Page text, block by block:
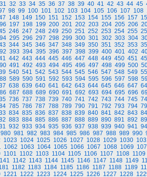
31 32 33 34 35 36 37 38 39 40 41 42 43 44 45
98 99 100 101 102 103 104 105 106 107 108
148 149 150 151 152 153 154 155 156 157
197 198 199 200 201 202 203 204 205 206
246 247 248 249 250 251 252 253 254 255
295 296 297 298 299 300 301 302 303 304
344 345 346 347 348 349 350 351 352 353
393 394 395 396 397 398 399 400 401 402
442 443 444 445 446 447 448 449 450 451
491 492 493 494 495 496 497 498 499 500
540 541 542 543 544 545 546 547 548 549
589 590 591 592 593 594 595 596 597 598
638 639 640 641 642 643 644 645 646 647
687 688 689 690 691 692 693 694 695 696
736 737 738 739 740 741 742 743 744 745
785 786 787 788 789 790 791 792 793 794
834 835 836 837 838 839 840 841 842 843
883 884 885 886 887 888 889 890 891 892
932 933 934 935 936 937 938 939 940 941
980 981 982 983 984 985 986 987 988 989 990
1023 1024 1025 1026 1027 1028 1029 1030
1062 1063 1064 1065 1066 1067 1068 1069
1101 1102 1103 1104 1105 1106 1107 1108 1109
1142 1143 1144 1145 1146 1147 1148 1149
1182 1183 1184 1185 1186 1187 1188 1189
1221 1222 1223 1224 1225 1226 1227 1228